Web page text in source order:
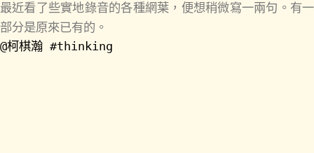
最近看了些實地錄音的各種網葉，便想稍微寫一兩句。有一
部分是原來已有的。
@柯棋瀚 #thinking